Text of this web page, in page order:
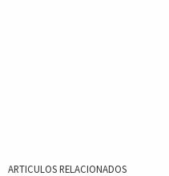
ARTICULOS RELACIONADOS